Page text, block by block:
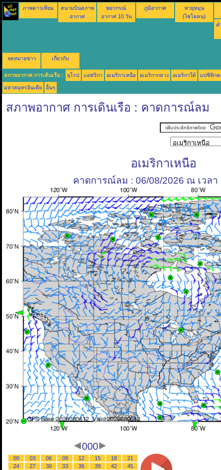
ภาพดาวเทียม
สนามบินสภาพ
อากาศ
พยากรณ์
อากาศ 10 วัน
ภูมิอากาศ
พายุหมุน
(ไซโคลน)
ค
จดหมายข่าว เกี่ยวกับ
สภาพอากาศ การเดินเรือ : ยุโรป แอฟริกา อเมริกาเหนือ อเมริกากลาง อเมริกาใต้ แปซิฟิกต
มหาสมุทรอินเดีย อื่นๆ
สภาพอากาศ การเดินเรือ : คาดการณ์ลม
อเมริกาเหนือ
คาดการณ์ลม : 06/08/2026 ณ เวลา
000
00 03 06 09 12 15 18
21
24
27 30 33 36 39 42
45